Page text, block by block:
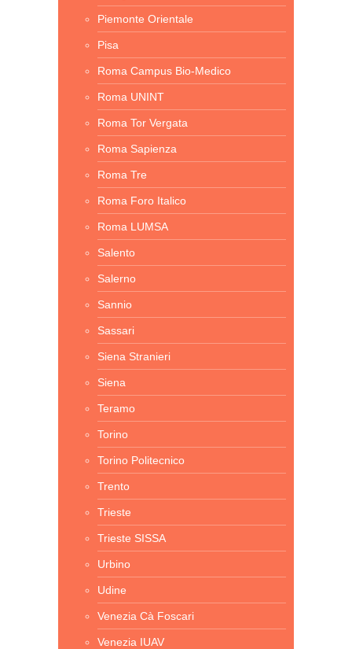
Piemonte Orientale
Pisa
Roma Campus Bio-Medico
Roma UNINT
Roma Tor Vergata
Roma Sapienza
Roma Tre
Roma Foro Italico
Roma LUMSA
Salento
Salerno
Sannio
Sassari
Siena Stranieri
Siena
Teramo
Torino
Torino Politecnico
Trento
Trieste
Trieste SISSA
Urbino
Udine
Venezia Cà Foscari
Venezia IUAV